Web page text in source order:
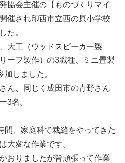
協会主催の【ものづくりマイ
催され印西市立西の原小学校
た。
大工（ウッドスピーカー製
ーフ製作）の3職種、ミニ畳製
しました。
ん、同じく成田市の青野さん
3名。
間、家庭科で裁縫をやってきた
大変な作業です。
おりましたが皆頑張って作業